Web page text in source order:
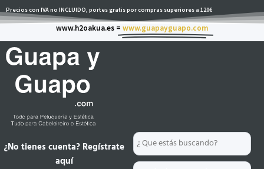
al
Precios con IVA no INCLUIDO, portes gratis por compras superiores a 120€
www.h2oakua.es = www.guapayguapo.com
Search
...
¿No tienes cuenta? Regístrate
aquí